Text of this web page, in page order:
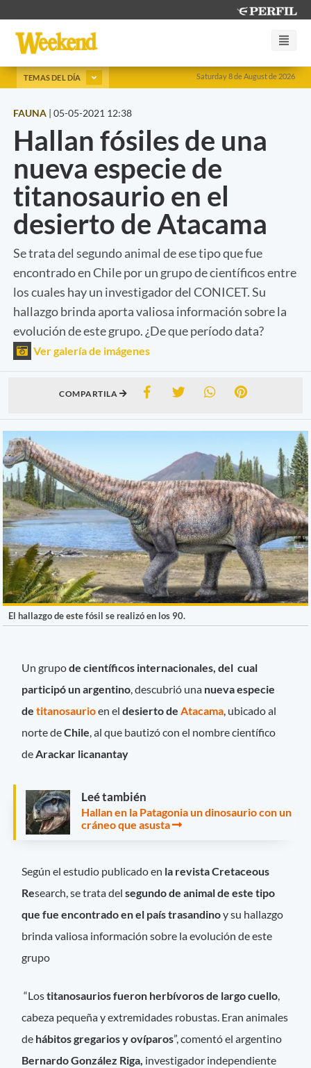
Saturday 8 de August de 2026
TEMAS DEL DÍA
FAUNA | 05-05-2021 12:38
Hallan fósiles de una
nueva especie de
titanosaurio en el
desierto de Atacama
Se trata del segundo animal de ese tipo que fue
encontrado en Chile por un grupo de científicos entre
los cuales hay un investigador del CONICET. Su
hallazgo brinda aporta valiosa información sobre la
evolución de este grupo. ¿De que período data?
Ver galería de imágenes
COMPARTILA
El hallazgo de este fósil se realizó en los 90.
Un grupode científicos internacionales, del cual
participó un argentino , descubrió una nueva especie
detitanosaurioen eldesierto de Atacama , ubicado al
norte deChile , al que bautizó con el nombre científico
de Arackar licanantay
Leé también
Hallan en la Patagonia un dinosaurio con un
cráneo que asusta
Según el estudio publicado en la revista Cretaceous
Research, se trata delsegundo de animal de este tipo
que fue encontrado en el país trasandinoy su hallazgo
brinda valiosa información sobre la evolución de este
grupo
“Lostitanosaurios fueron herbívoros de largo cuello,
cabeza pequeña y extremidades robustas. Eran animales
de hábitos gregarios y ovíparos”, comentó el argentino
Bernardo González Riga, investigador independiente